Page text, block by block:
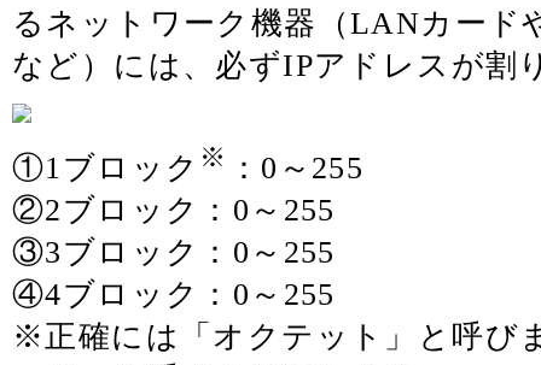
るネットワーク機器（LANカード
など）には、必ずIPアドレスが割
①1ブロック ※
：0～255
②2ブロック：0～255
③3ブロック：0～255
④4ブロック：0～255
※正確には「オクテット」と呼び